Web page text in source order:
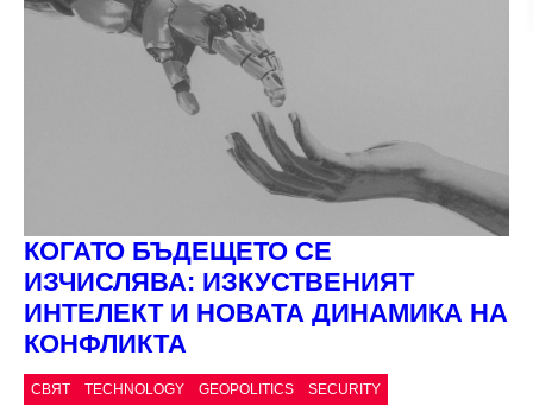
КОГАТО БЪДЕЩЕТО СЕ
ИЗЧИСЛЯВА: ИЗКУСТВЕНИЯТ
ИНТЕЛЕКТ И НОВАТА ДИНАМИКА НА
КОНФЛИКТА
СВЯТ TECHNOLOGY GEOPOLITICS SECURITY